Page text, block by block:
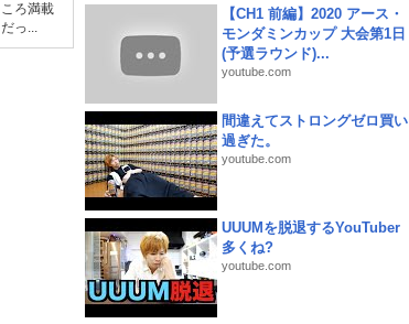
ころ満載
だっ...
【CH1 前編】2020 アース・
モンダミンカップ 大会第1日
(予選ラウンド)...
youtube.com
間違えてストロングゼロ買い
過ぎた。
youtube.com
UUUMを脱退するYouTuber
多くね?
youtube.com